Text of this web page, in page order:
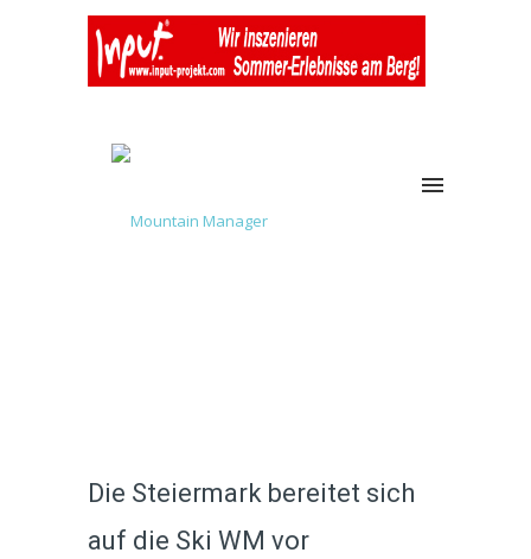
Die Steiermark bereitet sich
auf die Ski WM vor